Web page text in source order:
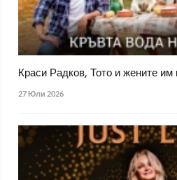
Краси Радков, Тото и жените
27 Юли 2026